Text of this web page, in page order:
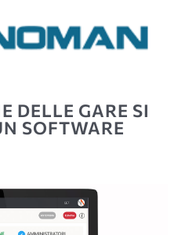
DELLE GARE SI
SOFTWARE